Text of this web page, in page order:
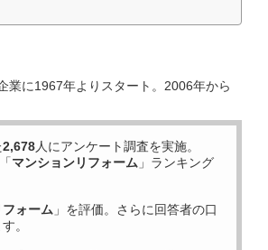
業に1967年よりスタート。2006年から
2,678人にアンケート調査を実施。
マンションリフォーム 」ランキング
ォーム 」を評価。さらに回答者の口
。